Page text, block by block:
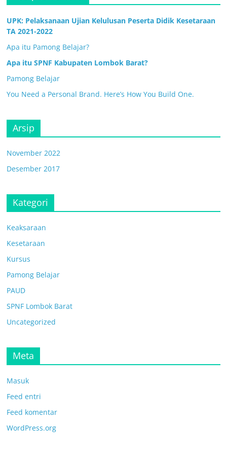
UPK: Pelaksanaan Ujian Kelulusan Peserta Didik Kesetaraan
TA 2021-2022
Apa itu Pamong Belajar?
Apa itu SPNF Kabupaten Lombok Barat?
Pamong Belajar
You Need a Personal Brand. Here’s How You Build One.
Arsip
November 2022
Desember 2017
Kategori
Keaksaraan
Kesetaraan
Kursus
Pamong Belajar
PAUD
SPNF Lombok Barat
Uncategorized
Meta
Masuk
Feed entri
Feed komentar
WordPress.org